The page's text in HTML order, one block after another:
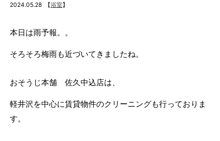
2024.05.28 【浴室】
本日は雨予報。。
そろそろ梅雨も近づいてきましたね。
おそうじ本舗 佐久中込店は、
軽井沢を中心に賃貸物件のクリーニングも行っておりま
す。